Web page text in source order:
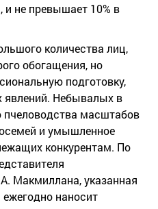
и не превышает 10% в
количества лиц,
обогащения, но
подготовку,
явлений. Небывалых в
пчеловодства масштабов
и умышленное
конкурентам. По
Макмиллана, указанная
ежегодно наносит